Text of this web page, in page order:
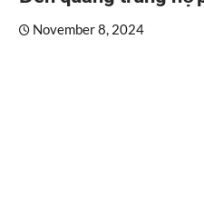
November 8, 2024